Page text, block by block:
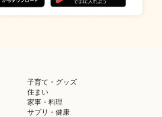
子育て・グッズ
住まい
家事・料理
サプリ・健康